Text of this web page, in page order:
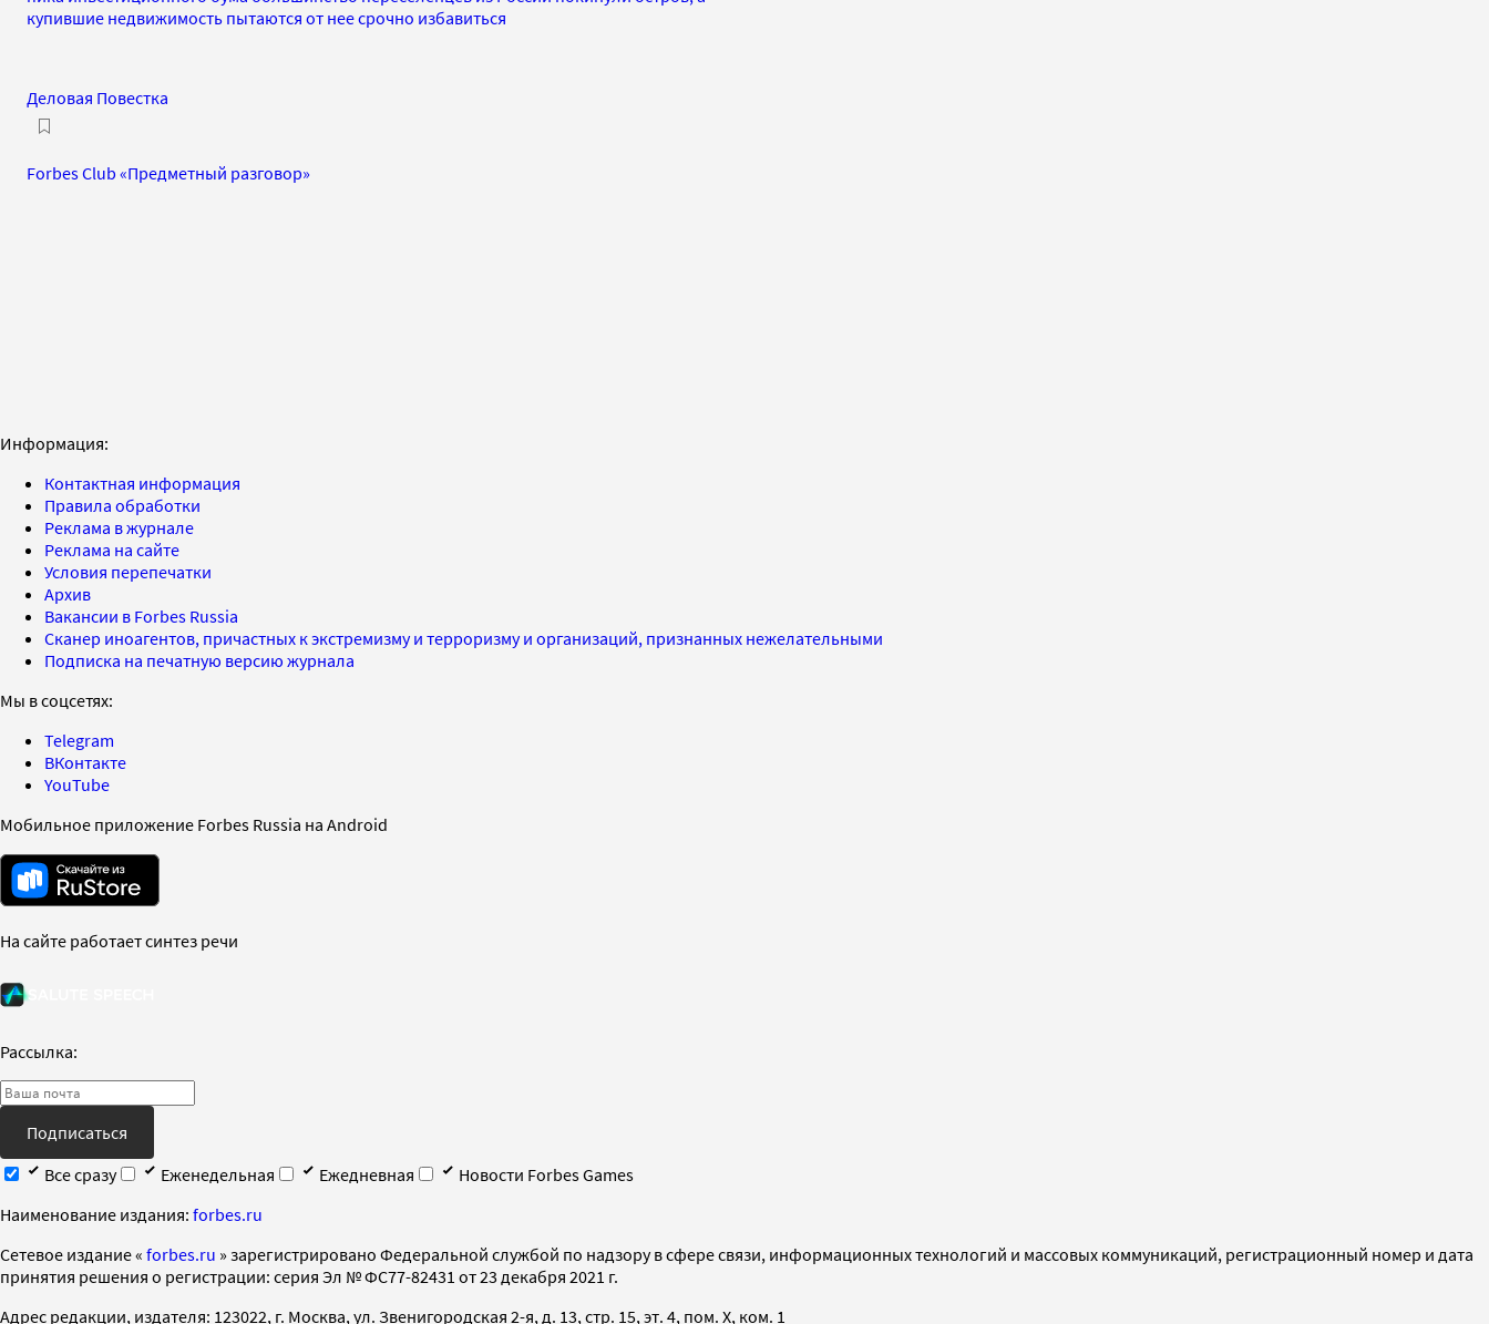
купившие недвижимость пытаются от нее срочно избавиться
Деловая Повестка
Forbes Club «Предметный разговор»
Информация:
Контактная информация
Правила обработки
Реклама в журнале
Реклама на сайте
Условия перепечатки
Архив
Вакансии в Forbes Russia
Сканер иноагентов, причастных к экстремизму и терроризму и организаций, признанных нежелательными
Подписка на печатную версию журнала
Мы в соцсетях:
Telegram
ВКонтакте
YouTube
Мобильное приложение Forbes Russia на Android
На сайте работает синтез речи
Рассылка:
Подписаться
Все сразу
Еженедельная Ежедневная
Новости Forbes Games
Наименование издания: forbes.ru
Cетевое издание « forbes.ru » зарегистрировано Федеральной службой по надзору в сфере связи, информационных технологий и массовых коммуникаций, регистрационный номер и дата
принятия решения о регистрации: серия Эл № ФС77-82431 от 23 декабря 2021 г.
Адрес редакции, издателя: 123022, г. Москва, ул. Звенигородская 2-я, д. 13, стр. 15, эт. 4, пом. X, ком. 1